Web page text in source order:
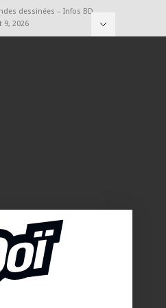
dessinées – Infos BD,
9, 2026